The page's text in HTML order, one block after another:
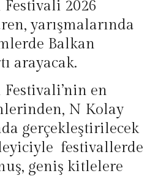
2026
yarışmalarında
Balkan
arayacak.
en
N Kolay
gerçekleştirilecek
festivallerde
geniş kitlelere